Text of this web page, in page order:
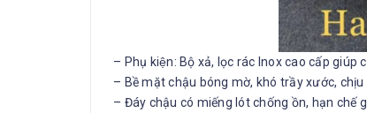
– Phụ kiện: Bộ xả, lọc rác Inox cao cấp giúp
– Bề mặt chậu bóng mờ, khó trầy xước,
– Đáy chậu có miếng lót chống ồn, hạn chế